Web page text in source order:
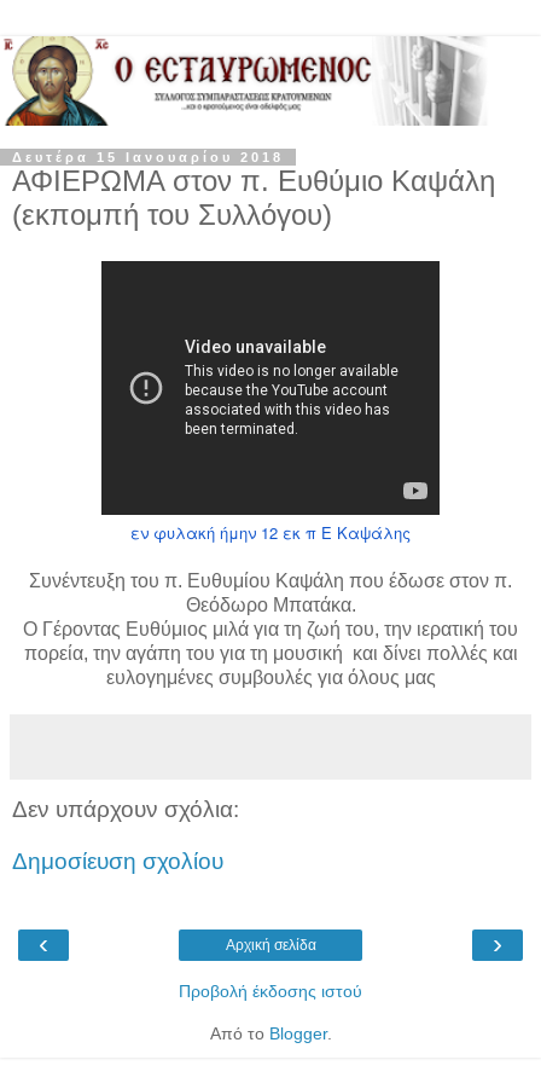
Δευτέρα 15 Ιανουαρίου 2018
ΑΦΙΕΡΩΜΑ στον π. Ευθύμιο Καψάλη
(εκπομπή του Συλλόγου)
εν φυλακή ήμην 12 εκ π Ε Καψάλης
Συνέντευξη του π. Ευθυμίου Καψάλη που έδωσε στον π.
Θεόδωρο Μπατάκα.
Ο Γέροντας Ευθύμιος μιλά για τη ζωή του, την ιερατική του
πορεία, την αγάπη του για τη μουσική και δίνει πολλές και
ευλογημένες συμβουλές για όλους μας
Δεν υπάρχουν σχόλια:
Δημοσίευση σχολίου
‹ ›
Αρχική σελίδα
Προβολή έκδοσης ιστού
Από το Blogger.